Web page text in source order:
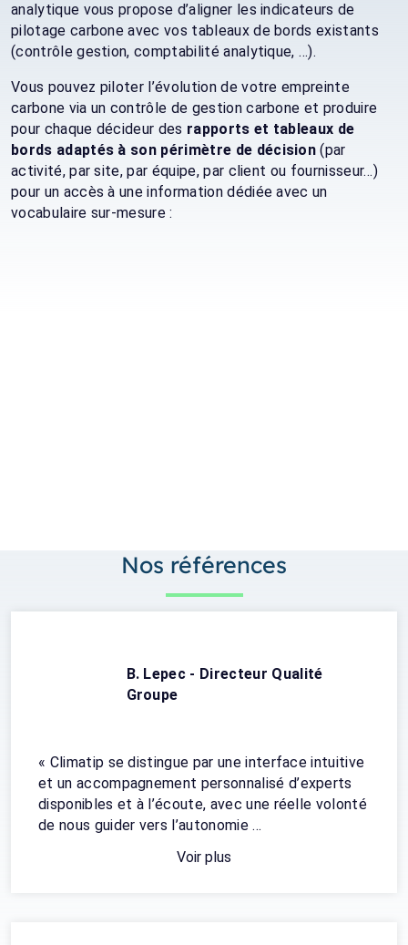
analytique vous propose d’aligner les indicateurs de
pilotage carbone avec vos tableaux de bords existants
(contrôle gestion, comptabilité analytique, …).
Vous pouvez piloter l’évolution de votre empreinte
carbone via un contrôle de gestion carbone et produire
pour chaque décideur des rapports et tableaux de
bords adaptés à son périmètre de décision (par
activité, par site, par équipe, par client ou fournisseur…)
pour un accès à une information dédiée avec un
vocabulaire sur-mesure :
Nos références
B. Lepec - Directeur Qualité
Groupe
« Climatip se distingue par une interface intuitive
et un accompagnement personnalisé d’experts
disponibles et à l’écoute, avec une réelle volonté
de nous guider vers l’autonomie ...
Voir plus